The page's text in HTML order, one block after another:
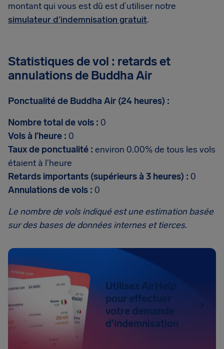
montant qui vous est dû est d’utiliser notre
simulateur d’indemnisation gratuit.
Statistiques de vol : retards et
annulations de Buddha Air
Ponctualité de Buddha Air (24 heures) :
Nombre total de vols : 0
Vols à l’heure : 0
Taux de ponctualité : environ 0.00% de tous les vols
étaient à l'heure
Retards importants (supérieurs à 3 heures) : 0
Annulations de vols : 0
Le nombre de vols indiqué est une estimation basée
sur des bases de données internes et tierces.
Utilisez AirHelp
pour effectuer
votre demande
d'indemnisation